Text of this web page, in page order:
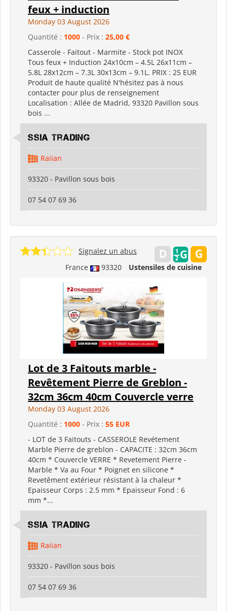
feux + induction
Monday 03 August 2026
Quantité : 1000 - Prix : 25,00 €
Casserole - Faitout - Marmite - Stock pot INOX
Tous feux + Induction 24x10cm – 4.5L 26x11cm –
5.8L 28x12cm – 7.3L 30x13cm – 9.1L. PRIX : 25 EUR
Produit de haute qualité N'hésitez pas à nous
contacter pour plus de renseignement
Localisation : Allée de Madrid, 93320 Pavillon sous
bois ...
SSIA Trading
Raiian
93320 - Pavillon sous bois
07 54 07 69 36
France 93320 Ustensiles de cuisine
Signalez un abus
Lot de 3 Faitouts marble -
Revêtement Pierre de Greblon -
32cm 36cm 40cm Couvercle verre
Monday 03 August 2026
Quantité : 1000 - Prix : 55 EUR
- LOT de 3 Faitouts - CASSEROLE Revétement
Marble Pierre de greblon - CAPACITE : 32cm 36cm
40cm * Couvercle VERRE * Revetement Pierre -
Marble * Va au Four * Poignet en silicone *
Revetêment extérieur résistant à la chaleur *
Epaisseur Corps : 2.5 mm * Epaisseur Fond : 6
mm *...
SSIA Trading
Raiian
93320 - Pavillon sous bois
07 54 07 69 36